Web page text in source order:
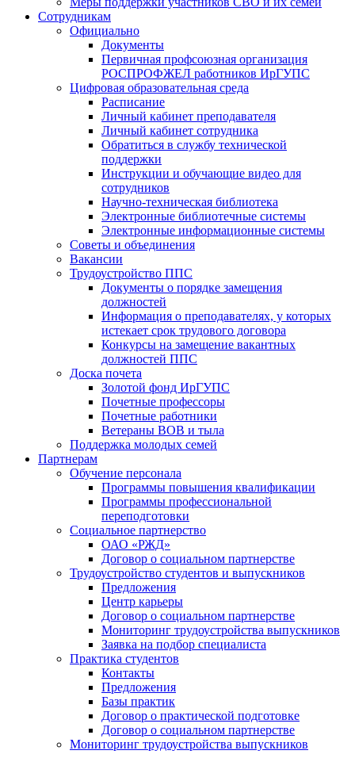
Сотрудникам
Официально
Документы
Первичная профсоюзная организация
РОСПРОФЖЕЛ работников ИрГУПС
Цифровая образовательная среда
Расписание
Личный кабинет преподавателя
Личный кабинет сотрудника
Обратиться в службу технической
поддержки
Инструкции и обучающие видео для
сотрудников
Научно-техническая библиотека
Электронные библиотечные системы
Электронные информационные системы
Советы и объединения
Вакансии
Трудоустройство ППС
Документы о порядке замещения
должностей
Информация о преподавателях, у которых
истекает срок трудового договора
Конкурсы на замещение вакантных
должностей ППС
Доска почета
Золотой фонд ИрГУПС
Почетные профессоры
Почетные работники
Ветераны ВОВ и тыла
Поддержка молодых семей
Партнерам
Обучение персонала
Программы повышения квалификации
Программы профессиональной
переподготовки
Социальное партнерство
ОАО «РЖД»
Договор о социальном партнерстве
Трудоустройство студентов и выпускников
Предложения
Центр карьеры
Договор о социальном партнерстве
Мониторинг трудоустройства выпускников
Заявка на подбор специалиста
Практика студентов
Контакты
Предложения
Базы практик
Договор о практической подготовке
Договор о социальном партнерстве
Мониторинг трудоустройства выпускников